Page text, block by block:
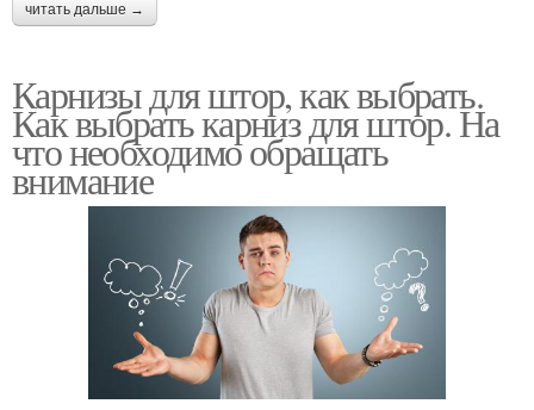
читать дальше →
Карнизы для штор, как выбрать.
Как выбрать карниз для штор. На
что необходимо обращать
внимание